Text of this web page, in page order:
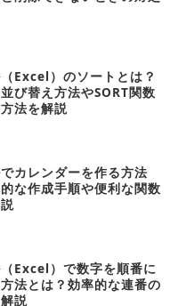
Excel）のソートとは？
び替え方法やSORT関数
法を解説
カレンダーを作る方法
な作成手順や便利な関数
Excel）で数字を順番に
法とは？効率的な連番の
説